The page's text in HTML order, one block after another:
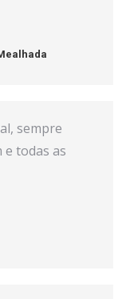
sempre
todas as